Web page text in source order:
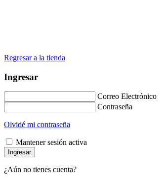
Regresar a la tienda
Ingresar
Correo Electrónico
Contraseña
Olvidé mi contraseña
Mantener sesión activa
¿Aún no tienes cuenta?